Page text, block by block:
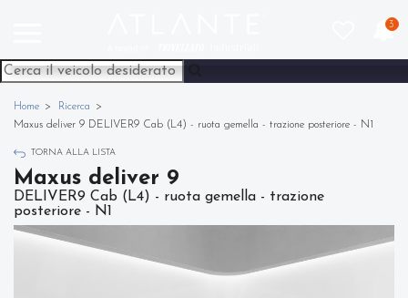
3
Home
Ricerca
Maxus deliver 9 DELIVER9 Cab (L4) - ruota gemella - trazione posteriore - N1
TORNA ALLA LISTA
Maxus deliver 9
DELIVER9 Cab (L4) - ruota gemella - trazione
posteriore - N1